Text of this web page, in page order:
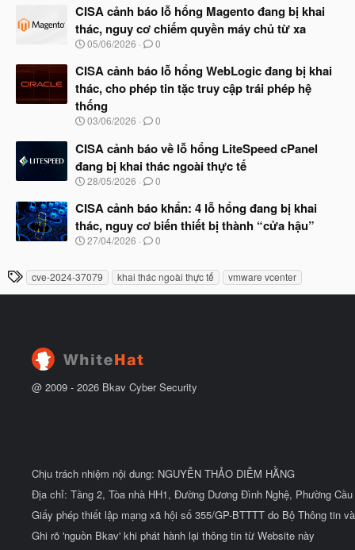
đ
ầ
u
à
b
ắ
đ
ầ
u
CISA cảnh báo lỗ hổng Magento đang bị khai
thác, nguy cơ chiếm quyền máy chủ từ xa
N
à
b
ắ
t
ầ
u
05/06/2026 0
CISA cảnh báo lỗ hổng WebLogic đang bị khai
thác, cho phép tin tặc truy cập trái phép hệ
thống
N
à
y
b
ắ
đ
ầ
u
03/06/2026 0
CISA cảnh báo về lỗ hổng LiteSpeed cPanel
đang bị khai thác ngoài thực tế
N
à
b
ắ
đ
ầ
u
28/05/2026 0
CISA cảnh báo khẩn: 4 lỗ hổng đang bị khai
thác, nguy cơ biến thiết bị thành “cửa hậu”
N
y
u
27/04/2026 0
T
h
cve-2024-37079 khai thác ngoài thực tế vmware vcenter
@ 2009 - 2026 Bkav Cyber Security
Chịu trách nhiệm nội dung: NGUYỄN THẢO DIỄM HẰNG
Địa chỉ: Tầng 2, Tòa nhà HH1, Đường Dương Đình Nghệ, Phường
Giấy phép thiết lập mạng xã hội số 355/GP-BTTTT do Bộ Thông tin
Ghi rõ 'nguồn Bkav' khi phát hành lại thông tin từ Website này